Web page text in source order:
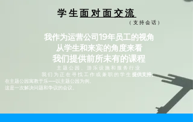
学生面对面交流
（ 支持会话）
我作为运营公司19年员工的视角
从学生和来宾的角度来看
我们提供前所未有的课程
主题公园、游乐设施和服务行业
我们 为正在寻找工作或兼职的 学生 提供支持。
在主题公园寓教于乐——以主题公园为例。
这是一次解决问题和争议的会议。